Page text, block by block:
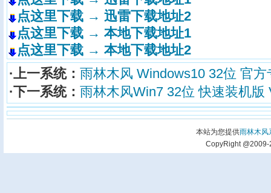
点这里下载 → 迅雷下载地址2
点这里下载 → 本地下载地址1
点这里下载 → 本地下载地址2
·上一系统： 雨林木风 Windows10 32位 官
·下一系统： 雨林木风Win7 32位 快速装机版
本站为您提供雨林木风
CopyRight